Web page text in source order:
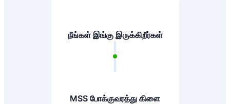
நீங்கள் இங்கு இருக்கிறீர்கள்
MSS போக்குவரத்து கிளை